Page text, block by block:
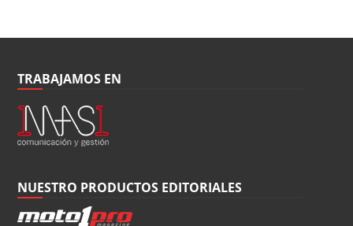
TRABAJAMOS EN
NUESTRO PRODUCTOS EDITORIALES